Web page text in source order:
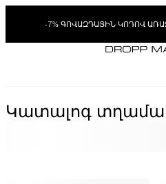
-7% ԳՈՎԱԶԴԱՅԻՆ ԿՈԴՈՎ
Կատալոգ